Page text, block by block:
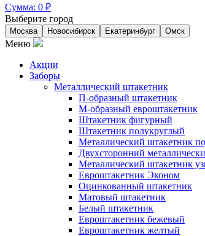
Сумма: 0 ₽
Выберите город
Москва Новосибирск Екатеринбург Омск
Меню
Акции
Заборы
Металлический штакетник
П-образный штакетник
М-образный евроштакетник
Штакетник фигурный
Штакетник полукруглый
Металлический штакетник
Двухсторонний
Металлический штакетник
Евроштакетник Эконом
Оцинкованный штакетник
Матовый штакетник
Белый штакетник
Евроштакетник бежевый
Евроштакетник желтый